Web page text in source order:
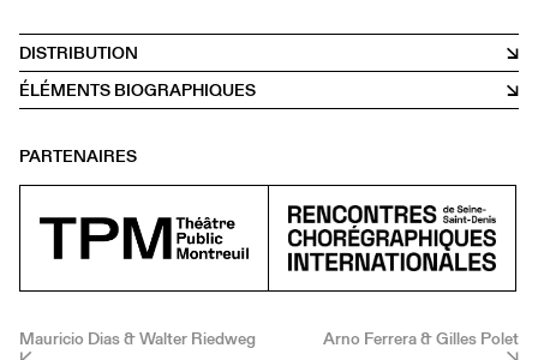
DISTRIBUTION
ÉLÉMENTS BIOGRAPHIQUES
PARTENAIRES
Mauricio Dias & Walter Riedweg Arno Ferrera & Gilles Polet